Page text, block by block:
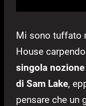
Mi sono tuffato
House
singola
di Sam Lake,
pensare che un